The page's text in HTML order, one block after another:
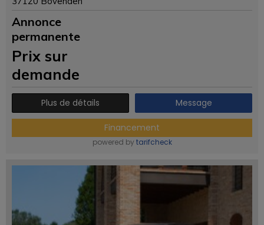
Annonce
permanente
Prix ​​sur
demande
Plus de détails Message
Financement
powered by tarifcheck